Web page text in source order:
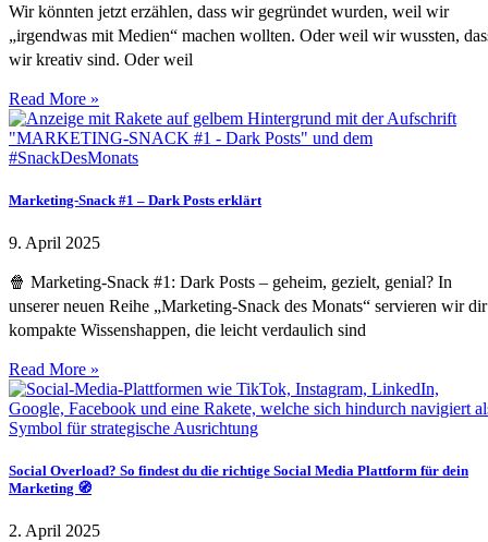
Wir könnten jetzt erzählen, dass wir gegründet wurden, weil wir
„irgendwas mit Medien“ machen wollten. Oder weil wir wussten,
wir kreativ sind. Oder weil
Read More »
Marketing-Snack #1 – Dark Posts erklärt
9. April 2025
🍿 Marketing-Snack #1: Dark Posts – geheim, gezielt, genial? In
unserer neuen Reihe „Marketing-Snack des Monats“ servieren wir dir
kompakte Wissenshappen, die leicht verdaulich sind
Read More »
Social Overload? So findest du die richtige Social Media Plattform für dein
Marketing 🧭
2. April 2025